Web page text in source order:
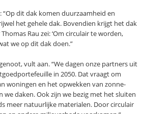
“Op dit dak komen duurzaamheid en
het gehele dak. Bovendien krijgt het dak
Rau zei: ‘Om circulair te worden,
we op dit dak doen.”
vult aan. “We dagen onze partners uit
in 2050. Dat vraagt om
woningen en het opwekken van zonne-
we daken. Ook zijn we bezig met het sluiten
meer natuurlijke materialen. Door circulair